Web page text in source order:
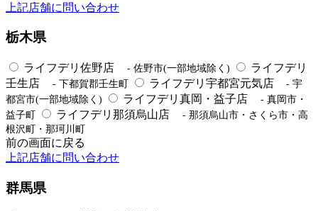
上記店舗に問い合わせ
栃木県
ライフデリ佐野店 - 佐野市(一部地域除く)
ライフデリ
壬生店
- 下都賀郡壬生町 ライフデリ宇都宮元気店
- 宇
都宮市(一部地域除く)
ライフデリ真岡・益子店
- 真岡市・
益子町
ライフデリ那須烏山店
- 那須烏山市・さくら市・高
根沢町・那珂川町
前の画面に戻る
上記店舗に問い合わせ
群馬県